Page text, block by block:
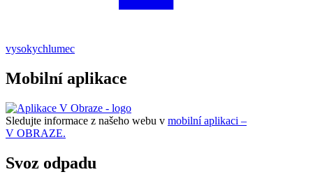
vysokychlumec
Mobilní aplikace
Sledujte informace z našeho webu v mobilní aplikaci –
V OBRAZE.
Svoz odpadu